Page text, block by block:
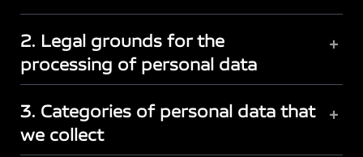
2. Legal grounds for the
processing of personal data
+
3. Categories of personal data that
we collect
+